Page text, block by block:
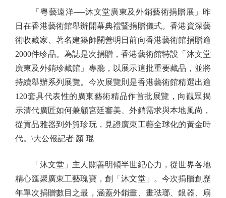
「粵藝遠洋──沐文堂廣東及外銷藝術捐贈展」昨
日在香港藝術館舉辦開幕典禮暨捐贈儀式。香港資深藝
術收藏家、著名建築師關善明日前向香港藝術館捐贈逾
2000件珍品。為誌是次捐贈，香港藝術館特設「沐文堂
廣東及外銷珍藏館」專廳，以展示這批重要藏品，並將
持續舉辦系列展覽。今次展覽則是香港藝術館精選出逾
120套具代表性的廣東藝術精品作首批展覽，向觀眾揭
示清代廣匠如何兼顧宮廷審美、外銷需求與本地風尚，
從貢品雅器到外貿珍玩，見證廣東工藝全球化的黃金時
代。\大公報記者 顏 琨
「沐文堂」主人關善明傾半世紀心力，從世界各地
精心匯聚廣東工藝瑰寶，創「沐文堂」。今次捐贈創歷
年單次捐贈數目之最，涵蓋外銷畫、畫琺瑯、銀器、扇